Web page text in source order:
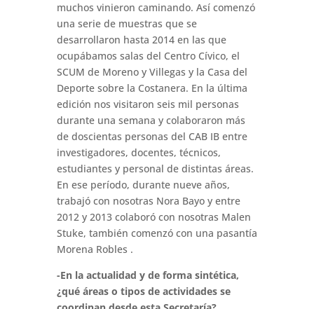
muchos vinieron caminando. Así comenzó
una serie de muestras que se
desarrollaron hasta 2014 en las que
ocupábamos salas del Centro Cívico, el
SCUM de Moreno y Villegas y la Casa del
Deporte sobre la Costanera. En la última
edición nos visitaron seis mil personas
durante una semana y colaboraron más
de doscientas personas del CAB IB entre
investigadores, docentes, técnicos,
estudiantes y personal de distintas áreas.
En ese período, durante nueve años,
trabajó con nosotras Nora Bayo y entre
2012 y 2013 colaboró con nosotras Malen
Stuke, también comenzó con una pasantía
Morena Robles .
-En la actualidad y de forma sintética,
¿qué áreas o tipos de actividades se